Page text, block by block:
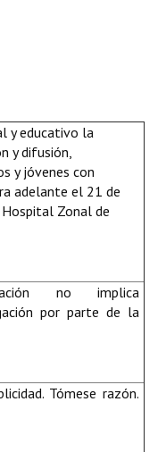
y educativo la
y difusión,
y jóvenes con
adelante el 21 de
Zonal de
no implica
por parte de la
Tómese razón.